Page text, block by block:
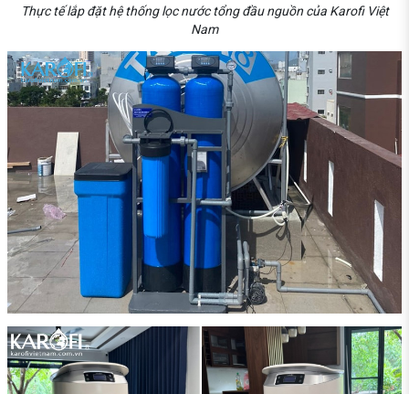
Thực tế lắp đặt hệ thống lọc nước tổng đầu nguồn của Karofi Việt
Nam